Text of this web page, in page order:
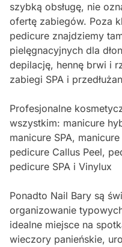
szybką obsługę, nie
ofertę zabiegów. Poza
pedicure znajdziemy
pielęgnacyjnych dla
depilację, hennę brwi i
zabiegi SPA i
Profesjonalne
wszystkim: manicure
manicure SPA,
pedicure Callus Peel,
pedicure SPA i Vinylux
Ponadto Nail Bary są
organizowanie
idealne miejsce na
wieczory panieńskie,